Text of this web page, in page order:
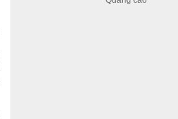
ông Ngư ở đoạn trích này? Họ